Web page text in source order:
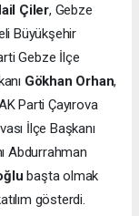
Çiler, Gebze
Büyükşehir
Gebze İlçe
Gökhan Orhan,
Parti Çayırova
İlçe Başkanı
Abdurrahman
başta olmak
gösterdi.